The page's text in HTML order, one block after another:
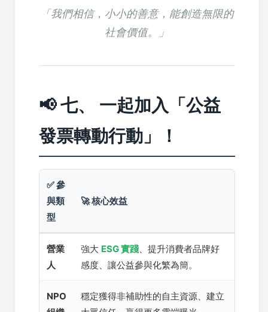
「我們相信，小小的善意，能創造無限的
社會價值。」
📢 七、 一起加入「公益
發票轉動行動」！
✅ 參
與類
型
🚀 核心效益
營業
人
強大 ESG 實踐、提升消費者品牌好
感度、讓公益參與化繁為簡。
NPO
穩定獲得非補助性的自主資源、建立